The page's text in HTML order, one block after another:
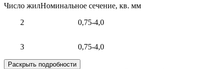
Число жилНоминальное сечение, кв. мм
2
0,75-4,0
3 0,75-4,0
Раскрыть подробности